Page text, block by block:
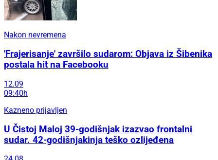
Nakon nevremena
'Frajerisanje' završilo sudarom: Objava iz Šibenika
postala hit na Facebooku
12.09
09:40h
Kazneno prijavljen
U Čistoj Maloj 39-godišnjak izazvao frontalni
sudar. 42-godišnjakinja teško ozlijeđena